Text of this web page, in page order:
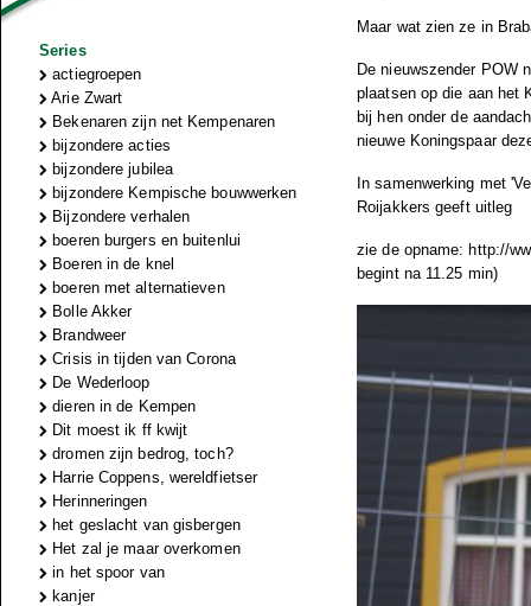
Series
actiegroepen
Arie Zwart
Bekenaren zijn net Kempenaren
bijzondere acties
bijzondere jubilea
bijzondere Kempische bouwwerken
Bijzondere verhalen
boeren burgers en buitenlui
Boeren in de knel
boeren met alternatieven
Bolle Akker
Brandweer
Crisis in tijden van Corona
De Wederloop
dieren in de Kempen
Dit moest ik ff kwijt
dromen zijn bedrog, toch?
Harrie Coppens, wereldfietser
Herinneringen
het geslacht van gisbergen
Het zal je maar overkomen
in het spoor van
kanjer
Maar wat zien ze in
De nieuwszender POW
plaatsen op die aan het
bij hen onder de
nieuwe Koningspaar
In samenwerking met
Roijakkers geeft uitleg
zie de opname: http://
begint na 11.25 min)